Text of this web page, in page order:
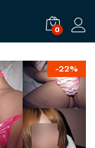
0
-22%